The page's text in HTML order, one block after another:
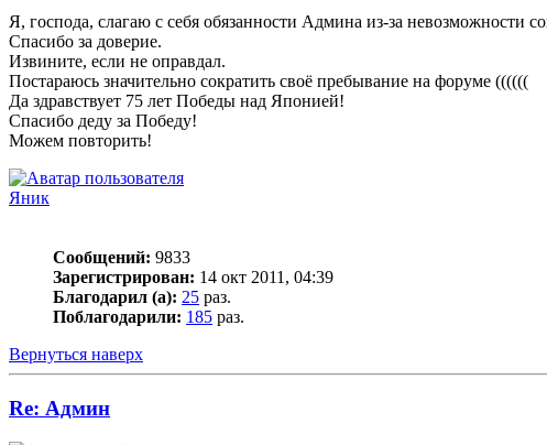
Я, господа, слагаю с себя обязанности Админа из-за невозможности
Спасибо за доверие.
Извините, если не оправдал.
Постараюсь значительно сократить своё пребывание на форуме ((((((
Да здравствует 75 лет Победы над Японией!
Спасибо деду за Победу!
Можем повторить!
Яник
Сообщений: 9833
Зарегистрирован: 14 окт 2011, 04:39
Благодарил (а): 25 раз.
Поблагодарили: 185 раз.
Вернуться наверх
Re: Админ